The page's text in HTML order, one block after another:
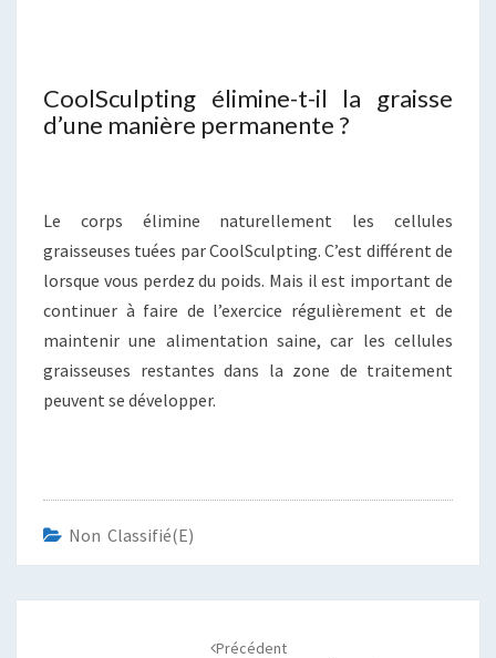
CoolSculpting élimine-t-il la graisse
d’une manière permanente ?
Le corps élimine naturellement les cellules
graisseuses tuées par CoolSculpting. C’est différent de
lorsque vous perdez du poids. Mais il est important de
continuer à faire de l’exercice régulièrement et de
maintenir une alimentation saine, car les cellules
graisseuses restantes dans la zone de traitement
peuvent se développer.
Non Classifié(e)
Précédent